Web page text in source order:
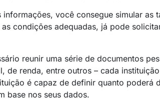
informações, você consegue simular
condições adequadas, já pode
reunir uma série de documentos
de renda, entre outros – cada
é capaz de definir quanto poderá
base nos seus dados.